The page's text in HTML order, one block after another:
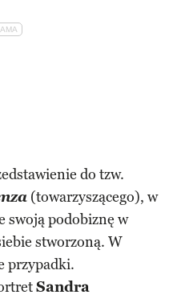
do tzw.
(towarzyszącego), w
swoją podobiznę w
stworzoną. W
przypadki.
Sandra